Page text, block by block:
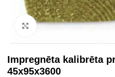
Click to enlarge
Impregnēta kalibrēta
45x95x3600